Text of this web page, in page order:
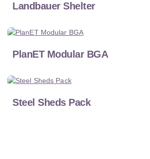
Landbauer Shelter
PlanET Modular BGA
Steel Sheds Pack